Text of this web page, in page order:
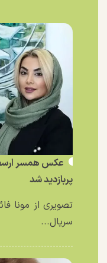
عکس همسر
پربازدید شد
تصویری از مونا
سریال...